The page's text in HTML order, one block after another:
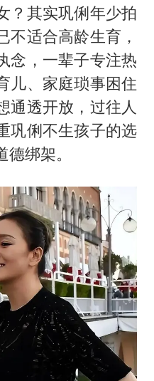
？其实巩俐年少拍
不适合高龄生育，
念，一辈子专注热
儿、家庭琐事困住
通透开放，过往人
巩俐不生孩子的选
绑架。